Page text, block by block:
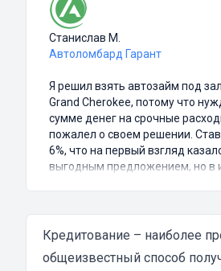
Станислав М.
Автоломбард Гарант
Я решил взять автозайм под
Grand Cherokee, потому что
сумме денег на срочные
пожалел о своем решении.
6%, что на первый взгляд
выгодным предложением, но в
затянутым и занял много
Никакого профессионализма и
Разочарование и раздражение
Кредитование – наиболее
общеизвестный способ